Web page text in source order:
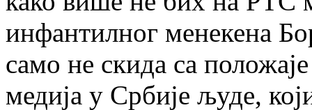
инфантилног менекена
само не скида са
медија у Србије људе,